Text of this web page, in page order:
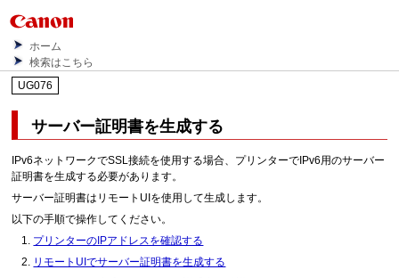
ホーム
検索はこちら
UG076
サーバー証明書を生成する
IPv6ネットワークでSSL接続を使用する場合、プリンターでIPv6用のサーバー
証明書を生成する必要があります。
サーバー証明書はリモートUIを使用して生成します。
以下の手順で操作してください。
プリンターのIPアドレスを確認する
リモートUIでサーバー証明書を生成する